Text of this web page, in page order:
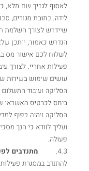
לאסוף לגביך שם מלא,
לידה, כתובת מגורים,
שיידרש לצורך
הנדרש כאמור, ייתכן
לשלוח לכם אישור מס
פעילות אחריי. לצורך
עושים שימוש בשירות
הסליקה ועיבוד
ביחס לכרטיס האשראי
הסליקה ויהיה כפוף
ועליך לוודא כי הנך
פעולה.
4.3.
מתנדבים
להתנדב במסגרת